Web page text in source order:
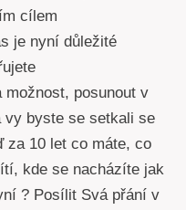
cílem
je nyní důležité
možnost, posunout v
vy byste se setkali se
za 10 let co máte, co
kde se nacházíte jak
? Posílit Svá přání v